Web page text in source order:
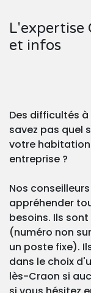
L'expertise
et infos
Des difficultés
savez pas quel
votre
entreprise ?
Nos
appréhender
besoins. Ils
(numéro non
un poste fixe).
dans le choix
lès-Craon si